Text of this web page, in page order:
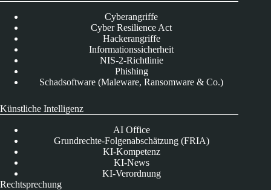
Cyberangriffe
Cyber Resilience Act
Hackerangriffe
Informationssicherheit
NIS-2-Richtlinie
Phishing
Schadsoftware (Maleware, Ransomware & Co.)
Künstliche Intelligenz
AI Office
Grundrechte-Folgenabschätzung (FRIA)
KI-Kompetenz
KI-News
KI-Verordnung
Rechtsprechung